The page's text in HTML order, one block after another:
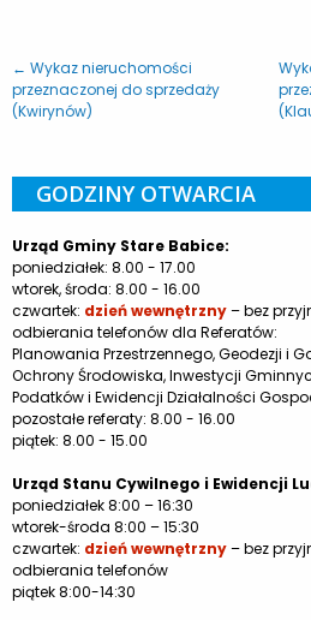
← Wykaz nieruchomości
przeznaczonej do sprzedaży
(Kwirynów)
GODZINY OTWARCIA
Urząd Gminy Stare Babice:
poniedziałek: 8.00 - 17.00
wtorek, środa: 8.00 - 16.00
czwartek: dzień wewnętrzny– bez
odbierania telefonów dla Referatów:
Planowania Przestrzennego, Geodezji i
Ochrony Środowiska, Inwestycji
Podatków i Ewidencji Działalności
pozostałe referaty: 8.00 - 16.00
piątek: 8.00 - 15.00
Urząd Stanu Cywilnego i Ewidencji
poniedziałek 8:00 – 16:30
wtorek-środa 8:00 – 15:30
czwartek: dzień wewnętrzny– bez
odbierania telefonów
piątek 8:00-14:30